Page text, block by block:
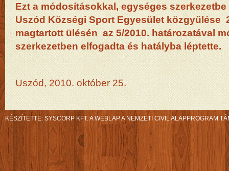
Ezt a módosításokkal, egységes
Uszód Községi Sport Egyesület közgyűlése
magtartott ülésén az 5/2010. határozatával
szerkezetben elfogadta és hatályba léptette.
Uszód, 2010. október 25.
KÉSZÍTETTE: SYSCORP KFT.A WEBLAP A NEMZETI CIVIL ALAPPROGRAM